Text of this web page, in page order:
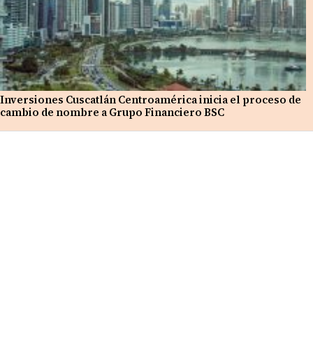
Inversiones Cuscatlán Centroamérica inicia el proceso de
cambio de nombre a Grupo Financiero BSC